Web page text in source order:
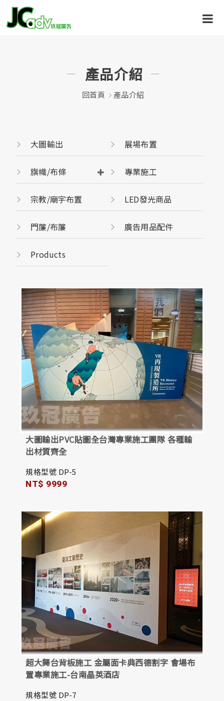
產品介紹
回首頁 產品介紹
大圖輸出 展場布置
旗幟/布條 專業施工
宗教/廟宇布置 LED發光商品
門簾/布簾 廣告用品配件
Products
大圖輸出PVC貼圖全台灣專業施工團隊 各種輸
出材質齊全
規格型號 DP-5
NT$ 9999
超大舞台背板施工 金屬面卡典西德割字 會場布
置專業施工-台南晶英酒店
規格型號 DP-7